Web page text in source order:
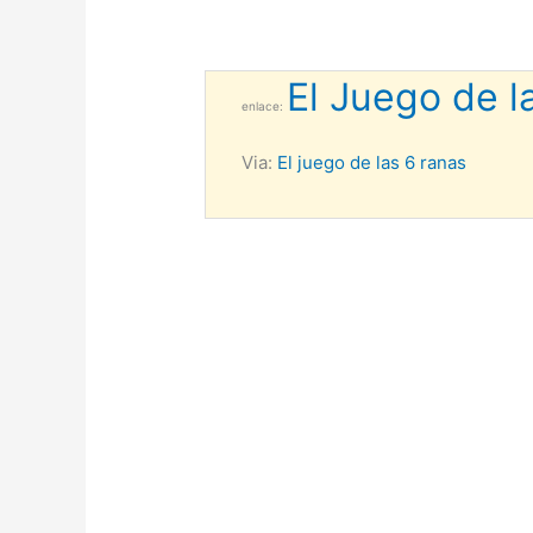
enlace: El Juego de
Via: El juego de las 6 ranas